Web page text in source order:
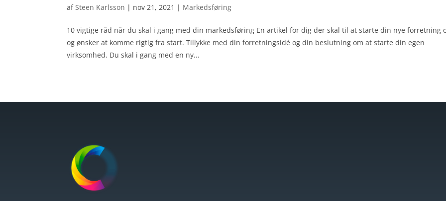
afSteen Karlsson | nov 21, 2021 | Markedsføring
10 vigtige råd når du skal i gang med din markedsføring En artikel for dig der skal til at starte din nye forretning
og ønsker at komme rigtig fra start. Tillykke med din forretningsidé og din beslutning om at starte din egen
virksomhed. Du skal i gang med en ny...